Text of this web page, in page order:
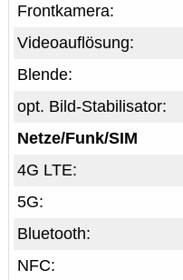
Frontkamera:
Videoauflösung:
Blende:
opt. Bild-Stabilisator:
Netze/Funk/SIM
4G LTE:
5G:
Bluetooth:
NFC: